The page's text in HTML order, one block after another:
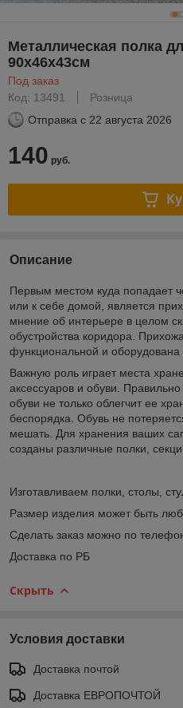
Металлическая полка
90х46х43см
Под заказ
Код: 13491
Розница
Отправка с 22 августа 2026
140 руб.
Описание
Первым местом куда попадает
или к себе домой, является
мнение об интерьере в целом
обустройства коридора.
функциональной и оборудована
Важную роль играет места
аксессуаров и обуви.
обуви не только облегчит ее
беспорядка. Обувь не
мешать. Для хранения ваших
созданы различные полки,
Изготавливаем полки, столы,
Размер изделия может быть
Сделать заказ можно по
Доставка по РБ
Скрыть
Условия доставки
Доставка почтой
Доставка ЕВРОПОЧТОЙ